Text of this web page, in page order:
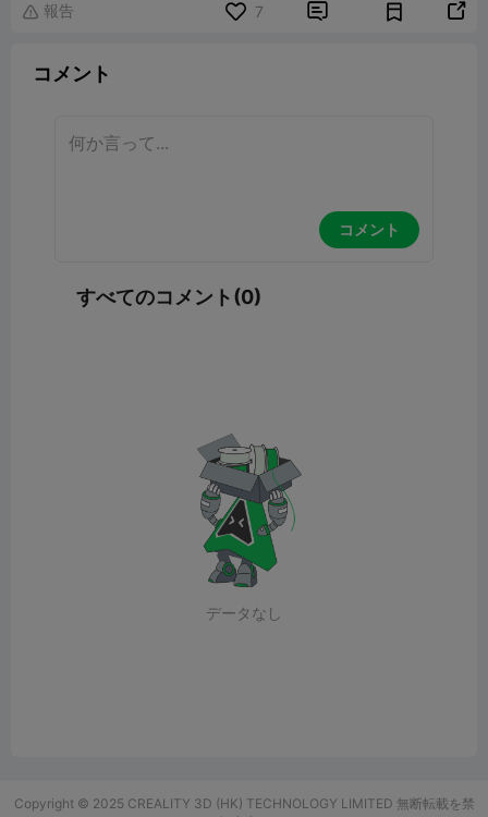
 報告 7  
コメント
コメント
すべてのコメント(0)
データなし
Copyright © 2025 CREALITY 3D (HK) TECHNOLOGY LIMITED 無断転載を禁